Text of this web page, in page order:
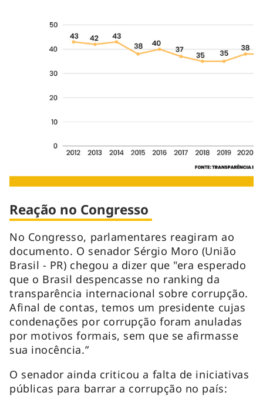
Reação no Congresso
No Congresso, parlamentares reagiram ao
documento. O senador Sérgio Moro (União
Brasil - PR) chegou a dizer que "era esperado
que o Brasil despencasse no ranking da
transparência internacional sobre corrupção.
Afinal de contas, temos um presidente cujas
condenações por corrupção foram anuladas
por motivos formais, sem que se afirmasse
sua inocência.”
O senador ainda criticou a falta de iniciativas
públicas para barrar a corrupção no país: